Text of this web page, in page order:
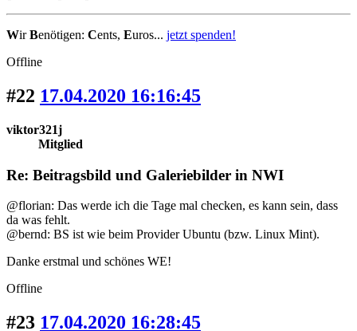
WirBenötigen: Cents, Euros... jetzt spenden!
Offline
#22 17.04.2020 16:16:45
viktor321j
Mitglied
Re: Beitragsbild und Galeriebilder in NWI
@florian: Das werde ich die Tage mal checken, es kann sein, dass
da was fehlt.
@bernd: BS ist wie beim Provider Ubuntu (bzw. Linux Mint).
Danke erstmal und schönes WE!
Offline
#23 17.04.2020 16:28:45